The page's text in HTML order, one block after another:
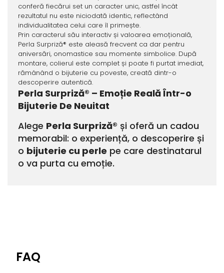
conferă fiecărui set un caracter unic, astfel încât
rezultatul nu este niciodată identic, reflectând
individualitatea celui care îl primește.
Prin caracterul său interactiv și valoarea emoțională,
Perla Surpriză® este aleasă frecvent ca dar pentru
aniversări, onomastice sau momente simbolice. După
montare, colierul este complet și poate fi purtat imediat,
rămânând o bijuterie cu poveste, creată dintr-o
descoperire autentică.
Perla Surpriză® – Emoție Reală Într-o
Bijuterie De Neuitat
Alege Perla Surpriză® și oferă un cadou
memorabil: o experiență, o descoperire și
o bijuterie cu perle pe care destinatarul
o va purta cu emoție.
FAQ